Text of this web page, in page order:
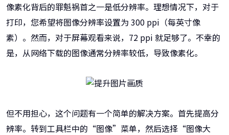
像素化背后的罪魁祸首之一是低分辨率。理想情况下，对于
打印，您希望将图像分辨率设置为 300 ppi（每英寸像
素）。然而，对于屏幕观看来说，72 ppi 就足够了。不幸的
是，从网络下载的图像通常分辨率较低，导致像素化。
但不用担心，这个问题有一个简单的解决方案。首先提高分
辨率。转到工具栏中的“图像”菜单，然后选择“图像大